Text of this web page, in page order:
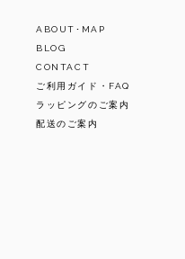
ABOUT･MAP
BLOG
CONTACT
ご利用ガイド・FAQ
ラッピングのご案内
配送のご案内